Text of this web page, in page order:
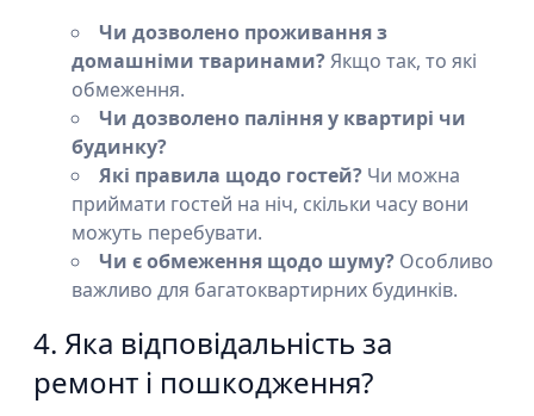
Чи дозволено проживання з
домашніми тваринами?Якщо так, то які
обмеження.
Чи дозволено паління у квартирі чи
будинку?
Які правила щодо гостей? Чи можна
приймати гостей на ніч, скільки часу вони
можуть перебувати.
Чи є обмеження щодо шуму? Особливо
важливо для багатоквартирних будинків.
4. Яка відповідальність за
ремонт і пошкодження?